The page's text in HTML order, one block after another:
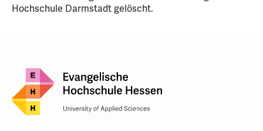
Hochschule Darmstadt gelöscht.